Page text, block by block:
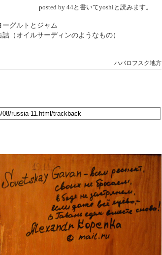
posted by 44と書いてyoshiと読みます。
グルトとジャム
（オイルサーディンのようなもの）
ハバロフスク地方